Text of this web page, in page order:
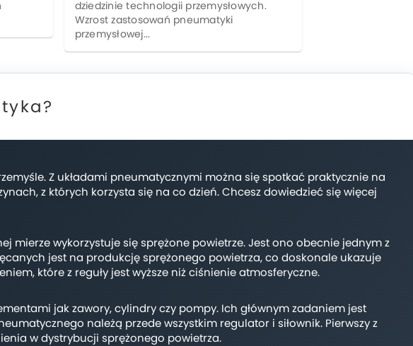
dziedzinie technologii przemysłowych.
Wzrost zastosowań pneumatyki
przemysłowej...
Z układami pneumatycznymi można się spotkać praktycznie na
z których korzysta się na co dzień. Chcesz dowiedzieć się więcej
mierze wykorzystuje się sprężone powietrze. Jest ono obecnie jednym z
jest na produkcję sprężonego powietrza, co doskonale ukazuje
które z reguły jest wyższe niż ciśnienie atmosferyczne.
jak zawory, cylindry czy pompy. Ich głównym zadaniem jest
należą przede wszystkim regulator i siłownik. Pierwszy z
w dystrybucji sprężonego powietrza.